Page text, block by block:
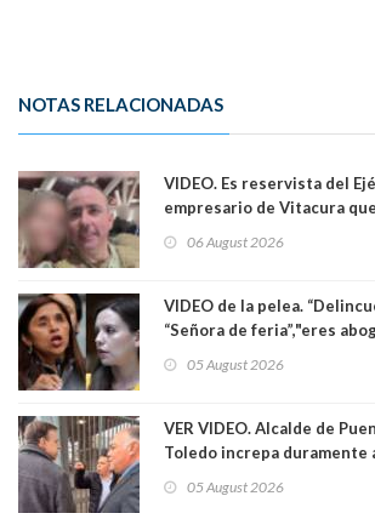
NOTAS RELACIONADAS
VIDEO. Es reservista del
empresario de Vitacura
al "ring raja". Se trata de
06 August 2026
VIDEO de la pelea.
“Señora de feria”,"eres
senadoras Camila Flores y
05 August 2026
VER VIDEO. Alcalde de
Toledo increpa duramente
delegado nuevamente
05 August 2026